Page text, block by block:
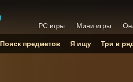
PC игры Мини игры
Поиск предметов Я ищу Три в